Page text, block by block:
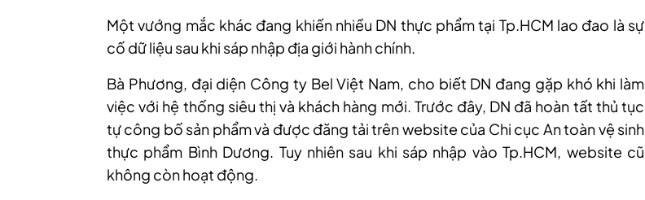
Một vướng mắc khác đang khiến nhiều DN thực phẩm tại Tp.HCM lao đao là sự
cố dữ liệu sau khi sáp nhập địa giới hành chính.
Bà Phương, đại diện Công ty Bel Việt Nam, cho biết DN đang gặp khó khi làm
việc với hệ thống siêu thị và khách hàng mới. Trước đây, DN đã hoàn tất thủ tục
tự công bố sản phẩm và được đăng tải trên website của Chi cục An toàn vệ sinh
thực phẩm Bình Dương. Tuy nhiên sau khi sáp nhập vào Tp.HCM, website cũ
không còn hoạt động.